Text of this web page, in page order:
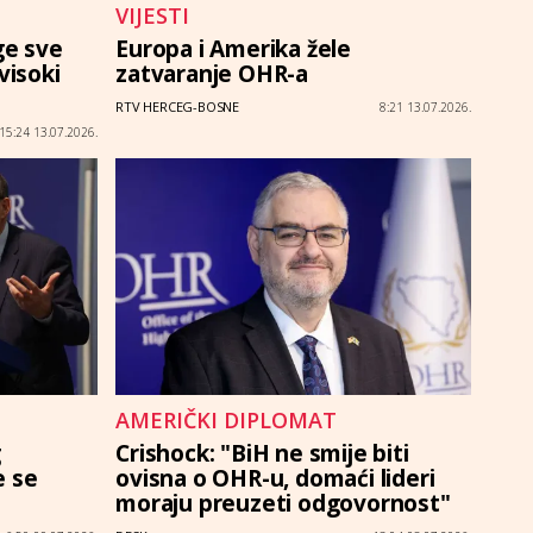
sve
15:24 13.07.2026.
VIJESTI
Europa i Amerika žele
zatvaranje OHR-a
RTV HERCEG-BOSNE 8:21 13.07.2026.
se
AMERIČKI DIPLOMAT
Crishock: "BiH ne smije biti
ovisna o OHR-u, domaći lideri
moraju preuzeti odgovornost"